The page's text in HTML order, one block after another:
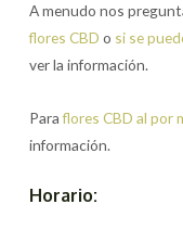
A menudo nos
flores CBD o si se
ver la información.
Paraflores CBD al por
información.
Horario: